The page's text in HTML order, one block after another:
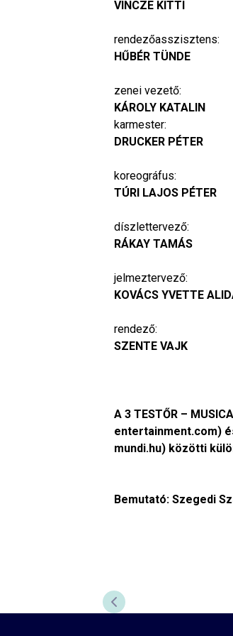
VINCZE KITTI
rendezőasszisztens:
HŰBÉR TÜNDE
zenei vezető:
KÁROLY KATALIN
karmester:
DRUCKER PÉTER
koreográfus:
TÚRI LAJOS PÉTER
díszlettervező:
RÁKAY TAMÁS
jelmeztervező:
KOVÁCS YVETTE
rendező:
SZENTE VAJK
A 3 TESTŐR –
entertainment.com)
mundi.hu) közötti
Bemutató: Szegedi
ELŐZŐ DIA